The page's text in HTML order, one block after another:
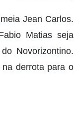
Jean Carlos.
Matias seja
Novorizontino.
derrota para o